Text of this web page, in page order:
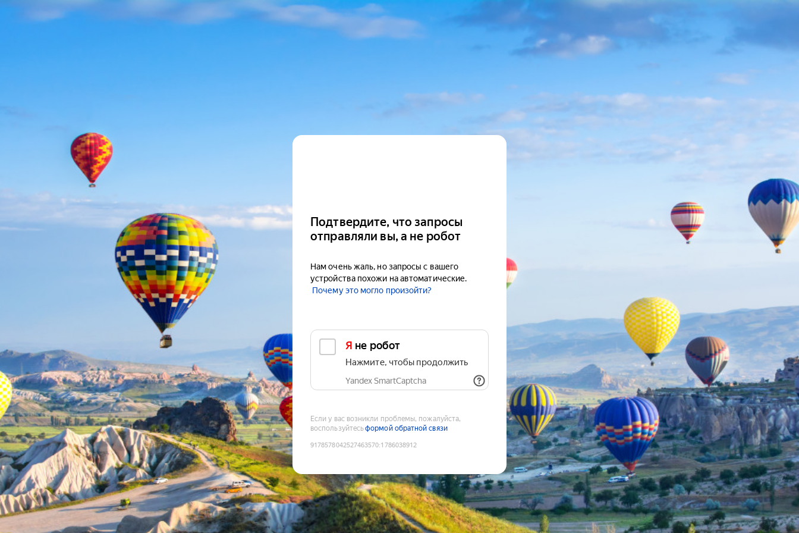
Подтвердите, что запросы
отправляли вы, а не робот
Нам очень жаль, но запросы с вашего
устройства похожи на автоматические.
Почему это могло произойти?
Я не робот
Нажмите, чтобы продолжить
Yandex SmartCaptcha
Если у вас возникли проблемы, пожалуйста,
воспользуйтесьформой обратной связи
9178578042527463570:1786038912